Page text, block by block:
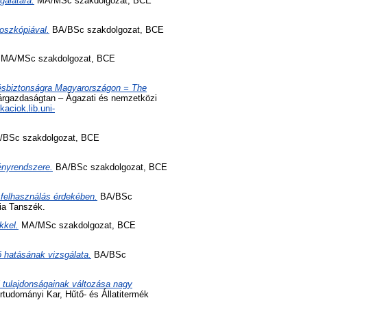
BA/BSc szakdolgozat, BCE
MA/MSc szakdolgozat, BCE
Magyarországon = The
– Ágazati és nemzetközi
BSc szakdolgozat, BCE
BA/BSc szakdolgozat, BCE
érdekében. BA/BSc
Tanszék.
MA/MSc szakdolgozat, BCE
hatásának vizsgálata. BA/BSc
változása nagy
Kar, Hűtő- és Állatitermék